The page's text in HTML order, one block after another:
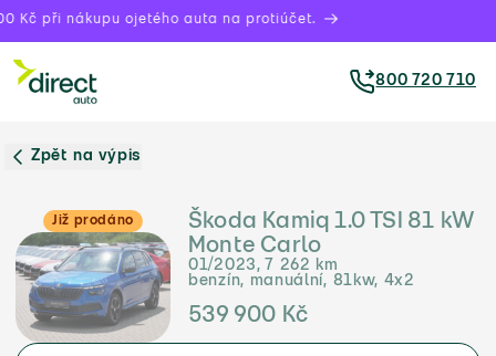
Kč při nákupu ojetého auta na protiúčet.
800 720 710
Zpět na výpis
Již prodáno
Škoda Kamiq 1.0 TSI 81 kW
Monte Carlo
01/2023, 7 262 km
benzín, manuální, 81kw, 4x2
539 900 Kč